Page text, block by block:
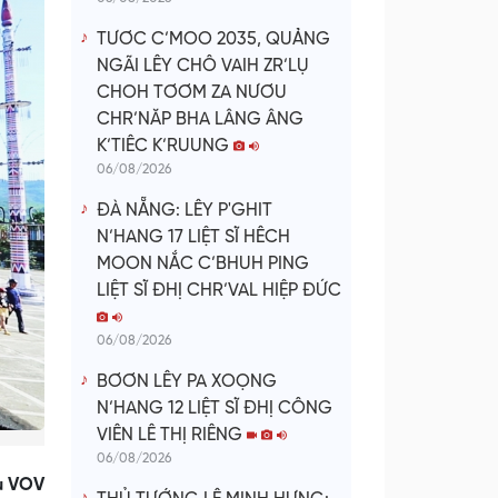
VOV
TƯƠC C’MOO 2035, QUẢNG
NGÃI LÊY CHÔ VAIH ZR’LỤ
CHOH TƠƠM ZA NƯƠU
CHR’NĂP BHA LÂNG ÂNG
K’TIÊC K’RUUNG
06/08/2026
ĐÀ NẴNG: LÊY P'GHIT
N’HANG 17 LIỆT SĨ HÊCH
MOON NẮC C’BHUH PING
LIỆT SĨ ĐHỊ CHR’VAL HIỆP ĐỨC
06/08/2026
BƠƠN LÊY PA XOỌNG
N’HANG 12 LIỆT SĨ ĐHỊ CÔNG
VIÊN LÊ THỊ RIÊNG
06/08/2026